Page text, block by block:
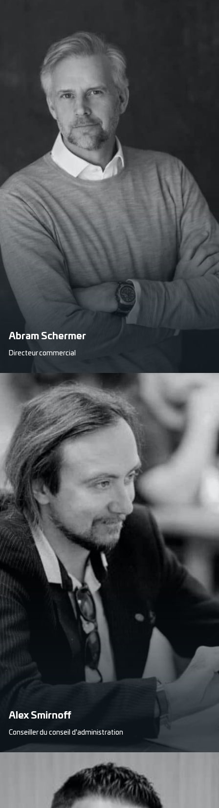
Abram Schermer
Directeur commercial
Alex Smirnoff
Conseiller du conseil d'administration